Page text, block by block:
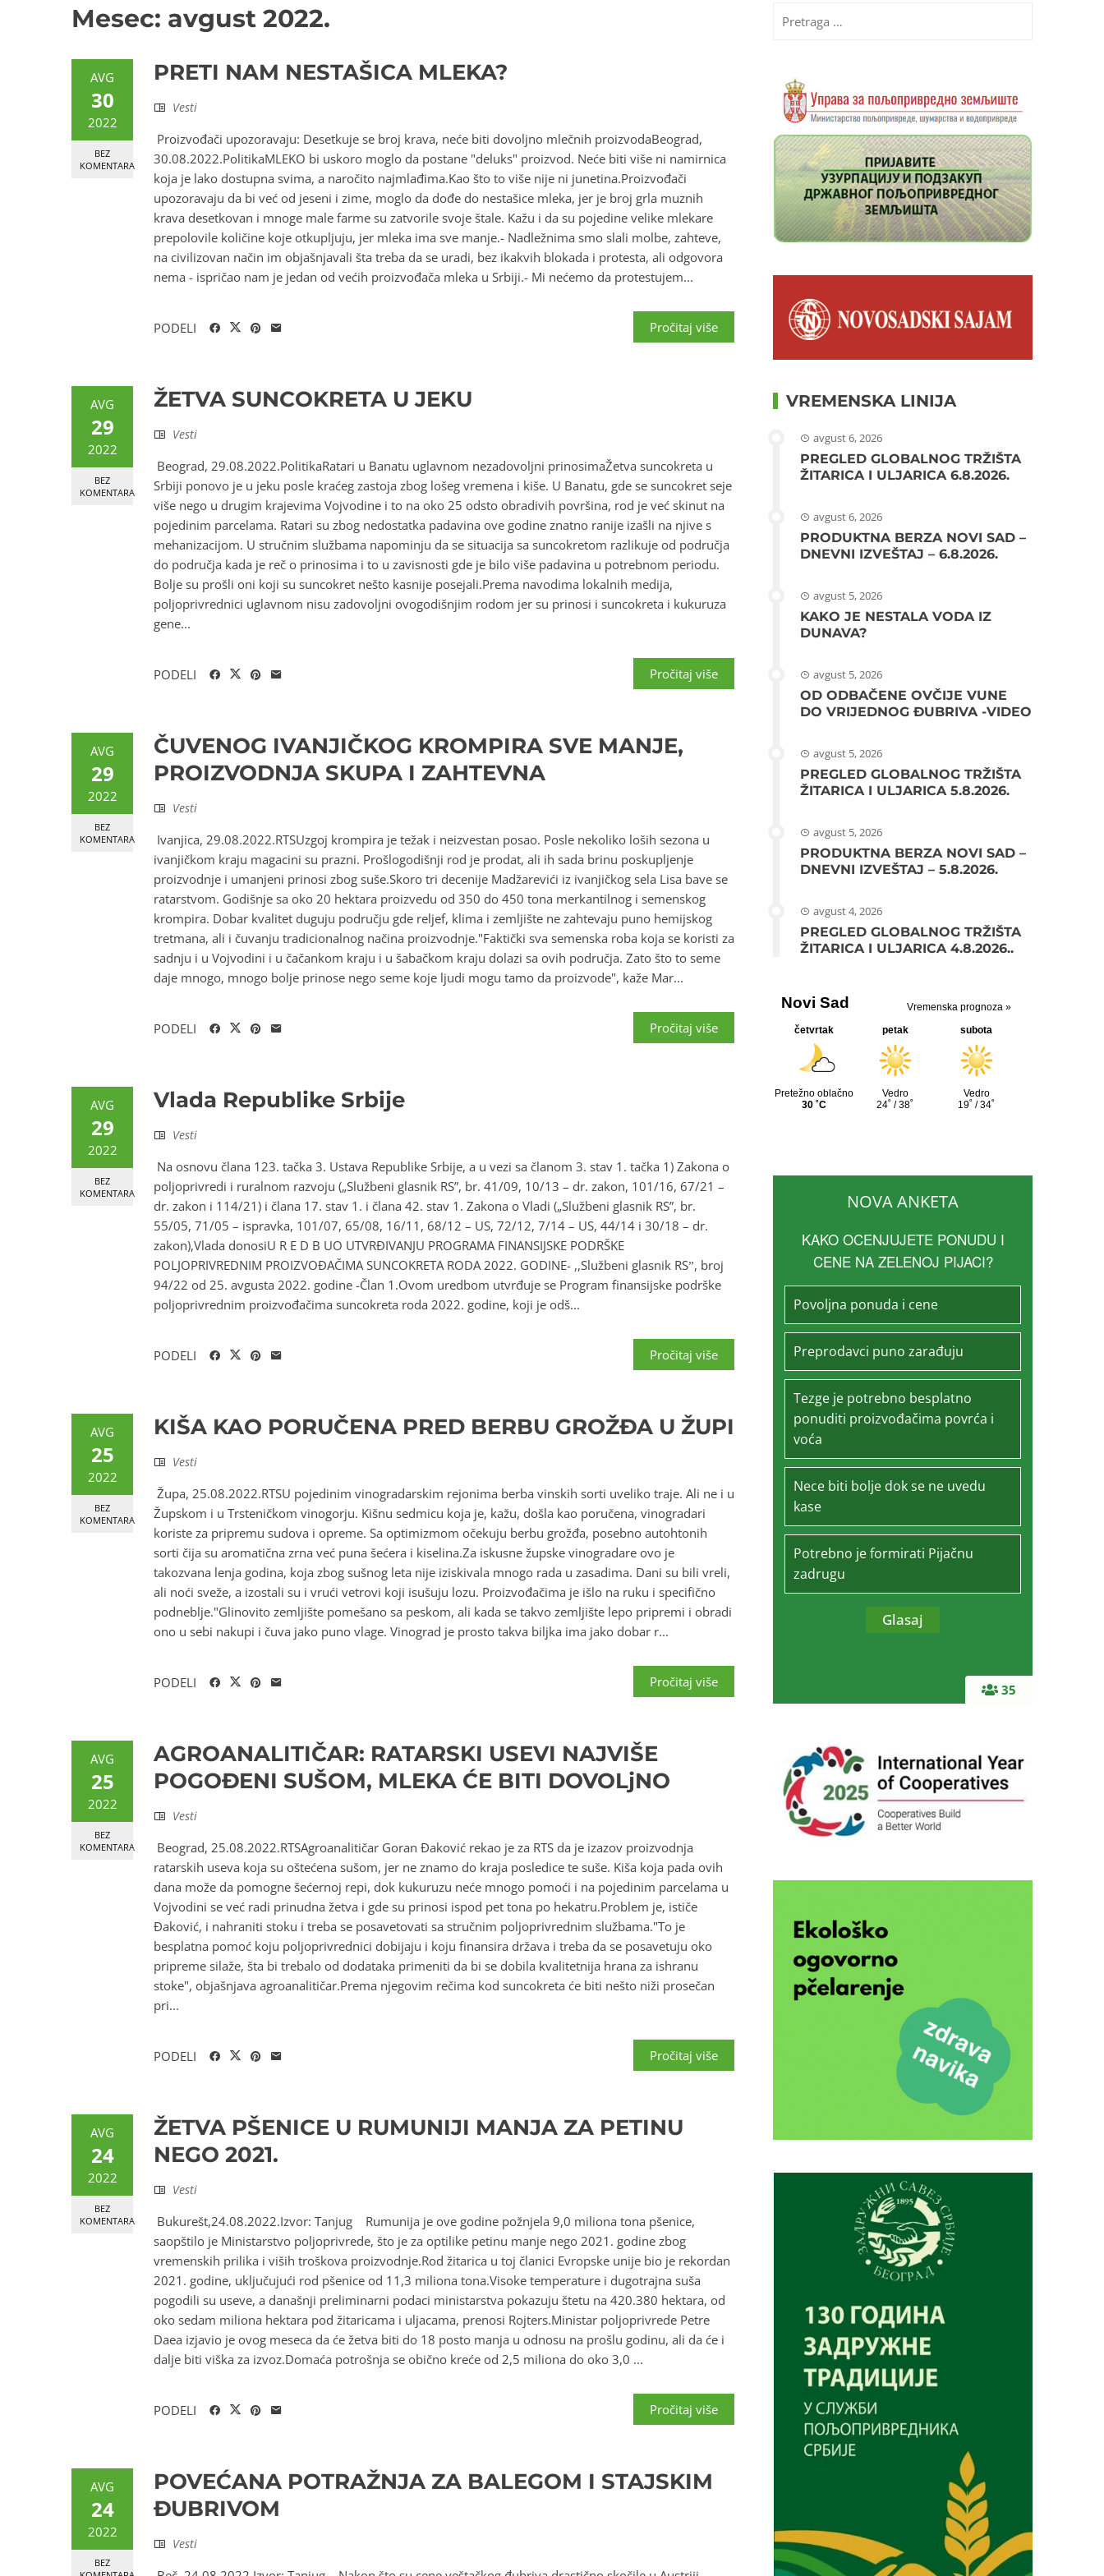
Mesec: avgust 2022.
AVG
30
2022
BEZ
KOMENTARA
PRETI NAM NESTAŠICA MLEKA?
Vesti
Proizvođači upozoravaju: Desetkuje se broj krava, neće biti dovoljno mlečnih proizvodaBeograd,
30.08.2022.PolitikaMLEKO bi uskoro moglo da postane "deluks" proizvod. Neće biti više ni namirnica
koja je lako dostupna svima, a naročito najmlađima.Kao što to više nije ni junetina.Proizvođači
upozoravaju da bi već od jeseni i zime, moglo da dođe do nestašice mleka, jer je broj grla muznih
krava desetkovan i mnoge male farme su zatvorile svoje štale. Kažu i da su pojedine velike mlekare
prepolovile količine koje otkupljuju, jer mleka ima sve manje.- Nadležnima smo slali molbe, zahteve,
na civilizovan način im objašnjavali šta treba da se uradi, bez ikakvih blokada i protesta, ali odgovora
nema - ispričao nam je jedan od većih proizvođača mleka u Srbiji.- Mi nećemo da protestujem...
Pročitaj više
PODELI
AVG
29
2022
BEZ
KOMENTARA
ŽETVA SUNCOKRETA U JEKU
Vesti
Beograd, 29.08.2022.PolitikaRatari u Banatu uglavnom nezadovoljni prinosimaŽetva suncokreta u
Srbiji ponovo je u jeku posle kraćeg zastoja zbog lošeg vremena i kiše. U Banatu, gde se suncokret seje
više nego u drugim krajevima Vojvodine i to na oko 25 odsto obradivih površina, rod je već skinut na
pojedinim parcelama. Ratari su zbog nedostatka padavina ove godine znatno ranije izašli na njive s
mehanizacijom. U stručnim službama napominju da se situacija sa suncokretom razlikuje od područja
do područja kada je reč o prinosima i to u zavisnosti gde je bilo više padavina u potrebnom periodu.
Bolje su prošli oni koji su suncokret nešto kasnije posejali.Prema navodima lokalnih medija,
poljoprivrednici uglavnom nisu zadovoljni ovogodišnjim rodom jer su prinosi i suncokreta i kukuruza
gene...
Pročitaj više
PODELI
AVG
29
2022
BEZ
KOMENTARA
ČUVENOG IVANJIČKOG KROMPIRA SVE MANJE,
PROIZVODNJA SKUPA I ZAHTEVNA
Vesti
Ivanjica, 29.08.2022.RTSUzgoj krompira je težak i neizvestan posao. Posle nekoliko loših sezona u
ivanjičkom kraju magacini su prazni. Prošlogodišnji rod je prodat, ali ih sada brinu poskupljenje
proizvodnje i umanjeni prinosi zbog suše.Skoro tri decenije Madžarevići iz ivanjičkog sela Lisa bave se
ratarstvom. Godišnje sa oko 20 hektara proizvedu od 350 do 450 tona merkantilnog i semenskog
krompira. Dobar kvalitet duguju području gde reljef, klima i zemljište ne zahtevaju puno hemijskog
tretmana, ali i čuvanju tradicionalnog načina proizvodnje."Faktički sva semenska roba koja se koristi za
sadnju i u Vojvodini i u čačankom kraju i u šabačkom kraju dolazi sa ovih područja. Zato što to seme
daje mnogo, mnogo bolje prinose nego seme koje ljudi mogu tamo da proizvode", kaže Mar...
Pročitaj više
PODELI
AVG
29
2022
BEZ
KOMENTARA
Vlada Republike Srbije
Vesti
Na osnovu člana 123. tačka 3. Ustava Republike Srbije, a u vezi sa članom 3. stav 1. tačka 1) Zakona o
poljoprivredi i ruralnom razvoju („Službeni glasnik RS”, br. 41/09, 10/13 – dr. zakon, 101/16, 67/21 –
dr. zakon i 114/21) i člana 17. stav 1. i člana 42. stav 1. Zakona o Vladi („Službeni glasnik RS”, br.
55/05, 71/05 – ispravka, 101/07, 65/08, 16/11, 68/12 – US, 72/12, 7/14 – US, 44/14 i 30/18 – dr.
zakon),Vlada donosiU R E D B UO UTVRĐIVANJU PROGRAMA FINANSIJSKE PODRŠKE
POLJOPRIVREDNIM PROIZVOĐAČIMA SUNCOKRETA RODA 2022. GODINE- ,,Službeni glasnik RSˮ, broj
94/22 od 25. avgusta 2022. godine -Član 1.Ovom uredbom utvrđuje se Program finansijske podrške
poljoprivrednim proizvođačima suncokreta roda 2022. godine, koji je odš...
Pročitaj više
PODELI
AVG
25
2022
BEZ
KOMENTARA
KIŠA KAO PORUČENA PRED BERBU GROŽĐA U ŽUPI
Vesti
Župa, 25.08.2022.RTSU pojedinim vinogradarskim rejonima berba vinskih sorti uveliko traje. Ali ne i u
Župskom i u Trsteničkom vinogorju. Kišnu sedmicu koja je, kažu, došla kao poručena, vinogradari
koriste za pripremu sudova i opreme. Sa optimizmom očekuju berbu grožđa, posebno autohtonih
sorti čija su aromatična zrna već puna šećera i kiselina.Za iskusne župske vinogradare ovo je
takozvana lenja godina, koja zbog sušnog leta nije iziskivala mnogo rada u zasadima. Dani su bili vreli,
ali noći sveže, a izostali su i vrući vetrovi koji isušuju lozu. Proizvođačima je išlo na ruku i specifično
podneblje."Glinovito zemljište pomešano sa peskom, ali kada se takvo zemljište lepo pripremi i obradi
ono u sebi nakupi i čuva jako puno vlage. Vinograd je prosto takva biljka ima jako dobar r...
Pročitaj više
PODELI
AVG
25
2022
BEZ
KOMENTARA
AGROANALITIČAR: RATARSKI USEVI NAJVIŠE
POGOĐENI SUŠOM, MLEKA ĆE BITI DOVOLjNO
Vesti
Beograd, 25.08.2022.RTSAgroanalitičar Goran Đaković rekao je za RTS da je izazov proizvodnja
ratarskih useva koja su oštećena sušom, jer ne znamo do kraja posledice te suše. Kiša koja pada ovih
dana može da pomogne šećernoj repi, dok kukuruzu neće mnogo pomoći i na pojedinim parcelama u
Vojvodini se već radi prinudna žetva i gde su prinosi ispod pet tona po hekatru.Problem je, ističe
Đaković, i nahraniti stoku i treba se posavetovati sa stručnim poljoprivrednim službama."To je
besplatna pomoć koju poljoprivrednici dobijaju i koju finansira država i treba da se posavetuju oko
pripreme silaže, šta bi trebalo od dodataka primeniti da bi se dobila kvalitetnija hrana za ishranu
stoke", objašnjava agroanalitičar.Prema njegovim rečima kod suncokreta će biti nešto niži prosečan
pri...
Pročitaj više
PODELI
AVG
24
2022
BEZ
KOMENTARA
ŽETVA PŠENICE U RUMUNIJI MANJA ZA PETINU
NEGO 2021.
Vesti
Bukurešt,24.08.2022.Izvor: Tanjug Rumunija je ove godine požnjela 9,0 miliona tona pšenice,
saopštilo je Ministarstvo poljoprivrede, što je za optilike petinu manje nego 2021. godine zbog
vremenskih prilika i viših troškova proizvodnje.Rod žitarica u toj članici Evropske unije bio je rekordan
2021. godine, uključujući rod pšenice od 11,3 miliona tona.Visoke temperature i dugotrajna suša
pogodili su useve, a današnji preliminarni podaci ministarstva pokazuju štetu na 420.380 hektara, od
oko sedam miliona hektara pod žitaricama i uljacama, prenosi Rojters.Ministar poljoprivrede Petre
Daea izjavio je ovog meseca da će žetva biti do 18 posto manja u odnosu na prošlu godinu, ali da će i
dalje biti viška za izvoz.Domaća potrošnja se obično kreće od 2,5 miliona do oko 3,0 ...
Pročitaj više
PODELI
AVG
24
2022
BEZ
POVEĆANA POTRAŽNJA ZA BALEGOM I STAJSKIM
ĐUBRIVOM
Vesti
za:
VREMENSKA LINIJA
avgust 6, 2026
PREGLED GLOBALNOG TRŽIŠTA
ŽITARICA I ULJARICA 6.8.2026.
avgust 6, 2026
PRODUKTNA BERZA NOVI SAD –
DNEVNI IZVEŠTAJ – 6.8.2026.
avgust 5, 2026
KAKO JE NESTALA VODA IZ
DUNAVA?
avgust 5, 2026
OD ODBAČENE OVČIJE VUNE
DO VRIJEDNOG ĐUBRIVA -VIDEO
avgust 5, 2026
PREGLED GLOBALNOG TRŽIŠTA
ŽITARICA I ULJARICA 5.8.2026.
avgust 5, 2026
PRODUKTNA BERZA NOVI SAD –
DNEVNI IZVEŠTAJ – 5.8.2026.
avgust 4, 2026
PREGLED GLOBALNOG TRŽIŠTA
ŽITARICA I ULJARICA 4.8.2026..
35
NOVA ANKETA
KAKO OCENJUJETE PONUDU I
CENE NA ZELENOJ PIJACI?
Povoljna ponuda i cene
Preprodavci puno zarađuju
Tezge je potrebno besplatno
ponuditi proizvođačima povrća i
voća
Nece biti bolje dok se ne uvedu
kase
Potrebno je formirati Pijačnu
zadrugu